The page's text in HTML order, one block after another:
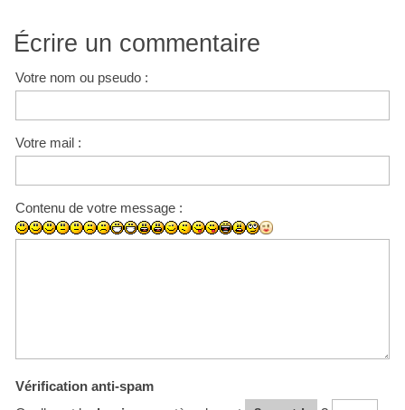
Écrire un commentaire
Votre nom ou pseudo :
Votre mail :
Contenu de votre message :
Vérification anti-spam